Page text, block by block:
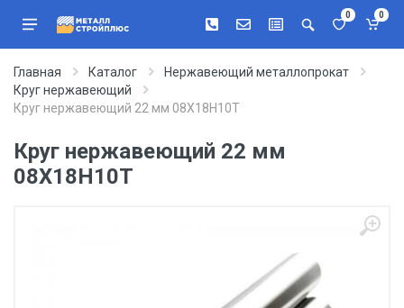
0 0
Главная Каталог
Нержавеющий металлопрокат
Круг нержавеющий
Круг нержавеющий 22 мм 08Х18Н10Т
Круг нержавеющий 22 мм
08Х18Н10Т